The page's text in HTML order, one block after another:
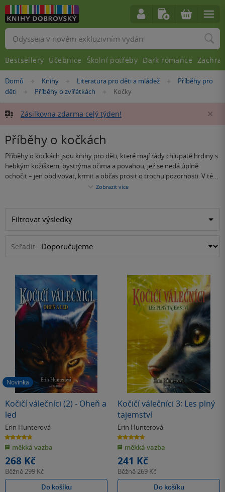
Nacházíte
se
Domů »Knihy »Literatura pro děti a mládež »Příběhy pro
děti
»Příběhy o zvířátkách »
Kočky
Zásilkovna zdarma celý týden!
Příběhy o kočkách
Příběhy o kočkách jsou knihy pro děti, které mají rády chlupaté hrdiny s
hebkým kožíškem, bystrýma očima a povahou, jež se nedá úplně
ochočit – jen obdivovat, krmit a občas prosit o trochu pozornosti. V této
kategorii najdete veselé, dobrodružné i dojemné příběhy o domácích
tichou elegancí a naprostou jistotou, že svět byl vytvořen hlavně pro
jejich pohodlí. Děti se při čtení setkají s tématy péče, odpovědnosti,
Příběhy o kočkách potěší malé čtenáře, kteří doma kočku mají, po kotěti
parapetu. A pokud se po dočtení budou na vlastní kočku dívat s
Zobrazit více
Filtrovat výsledky
Seřadit:
Novinka
Kočičí válečníci (2) - Oheň a
led
Erin Hunterová
4.7
z
5
hvězdiček
měkká vazba
268 Kč
Běžně299 Kč
Do košíku
Kočičí válečníci 3: Les plný
tajemství
Erin Hunterová
4.7
z
5
hvězdiček
měkká vazba
241 Kč
Běžně269 Kč
Do košíku
Vyhledávání
Bestsellery Učebnice Školní potřeby Dark romance